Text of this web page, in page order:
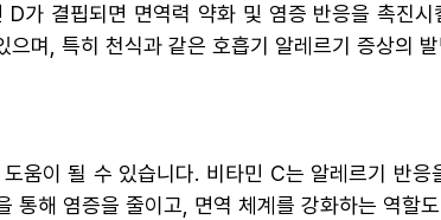
가 결핍되면 면역력 약화 및 염증 반응을 촉진
며, 특히 천식과 같은 호흡기 알레르기 증상의
움이 될 수 있습니다. 비타민 C는 알레르기 반
통해 염증을 줄이고, 면역 체계를 강화하는 역할